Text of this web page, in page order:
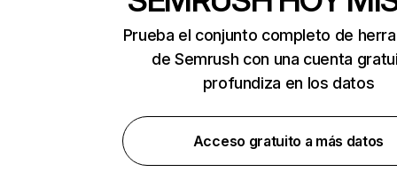
Prueba el conjunto completo de
de Semrush con una cuenta
profundiza en los datos
Acceso gratuito a más datos